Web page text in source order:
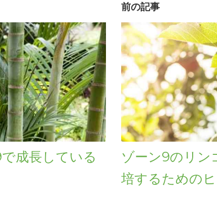
成長している
前の記事
ゾーン9のリン
培するための